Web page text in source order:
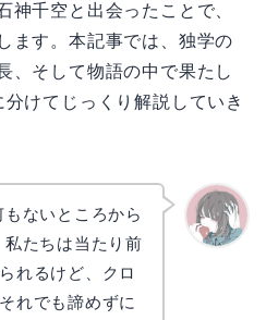
神千空と出会ったことで、
ます。本記事では、独学の
、そして物語の中で果たし
けてじっくり解説していき
ないところから
私たちは当たり前
れるけど、クロ
れでも諦めずに